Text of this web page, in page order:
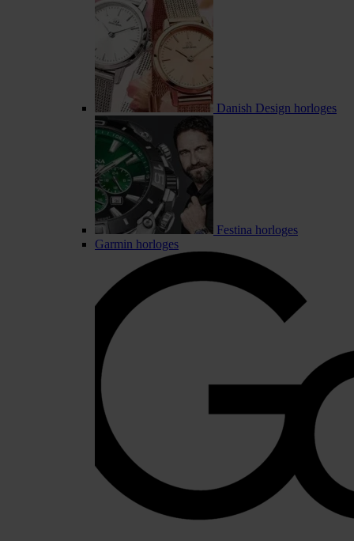
Danish Design horloges
Festina horloges
Garmin horloges